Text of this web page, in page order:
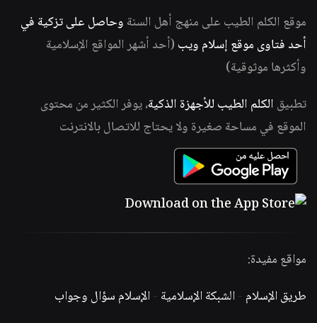
موقع الكلم الطيب على منهج أهل السنة وحاصل على تزكية في
أحد فتاوى موقع إسلام ويب (أحد أشهر المواقع الإسلامية
وأكثرها موثوقية)
تطبيق الكلم الطيب للأجهزة الذكية، يوفر الكثير من محتوى
الموقع في مساحة صغيرة ولا يحتاج للاتصال بالانترنت
مواقع مفيدة:
طريق الإسلام -الشبكة الإسلامية -الإسلام سؤال وجواب